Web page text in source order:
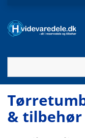
& tilbehør